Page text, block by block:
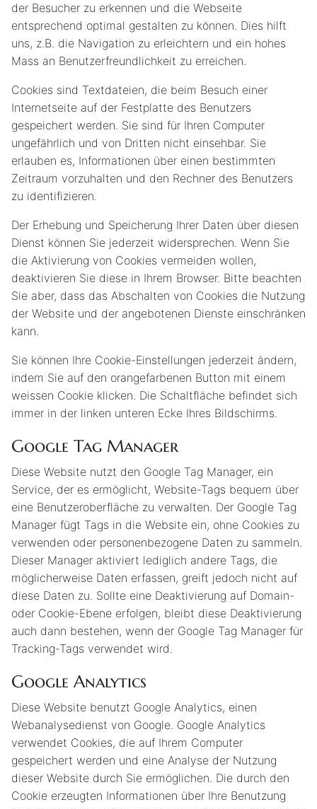
der Besucher zu erkennen und die Webseite
entsprechend optimal gestalten zu können. Dies hilft
uns, z.B. die Navigation zu erleichtern und ein hohes
Mass an Benutzerfreundlichkeit zu erreichen.
Cookies sind Textdateien, die beim Besuch einer
Internetseite auf der Festplatte des Benutzers
gespeichert werden. Sie sind für Ihren Computer
ungefährlich und von Dritten nicht einsehbar. Sie
erlauben es, Informationen über einen bestimmten
Zeitraum vorzuhalten und den Rechner des Benutzers
zu identifizieren.
Der Erhebung und Speicherung Ihrer Daten über diesen
Dienst können Sie jederzeit widersprechen. Wenn Sie
die Aktivierung von Cookies vermeiden wollen,
deaktivieren Sie diese in Ihrem Browser. Bitte beachten
Sie aber, dass das Abschalten von Cookies die Nutzung
der Website und der angebotenen Dienste einschränken
kann.
Sie können Ihre Cookie-Einstellungen jederzeit ändern,
indem Sie auf den orangefarbenen Button mit einem
weissen Cookie klicken. Die Schaltfläche befindet sich
immer in der linken unteren Ecke Ihres Bildschirms.
Google Tag Manager
Diese Website nutzt den Google Tag Manager, ein
Service, der es ermöglicht, Website-Tags bequem über
eine Benutzeroberfläche zu verwalten. Der Google Tag
Manager fügt Tags in die Website ein, ohne Cookies zu
verwenden oder personenbezogene Daten zu sammeln.
Dieser Manager aktiviert lediglich andere Tags, die
möglicherweise Daten erfassen, greift jedoch nicht auf
diese Daten zu. Sollte eine Deaktivierung auf Domain-
oder Cookie-Ebene erfolgen, bleibt diese Deaktivierung
auch dann bestehen, wenn der Google Tag Manager für
Tracking-Tags verwendet wird.
Google Analytics
Diese Website benutzt Google Analytics, einen
Webanalysedienst von Google. Google Analytics
verwendet Cookies, die auf Ihrem Computer
gespeichert werden und eine Analyse der Nutzung
dieser Website durch Sie ermöglichen. Die durch den
Cookie erzeugten Informationen über Ihre Benutzung